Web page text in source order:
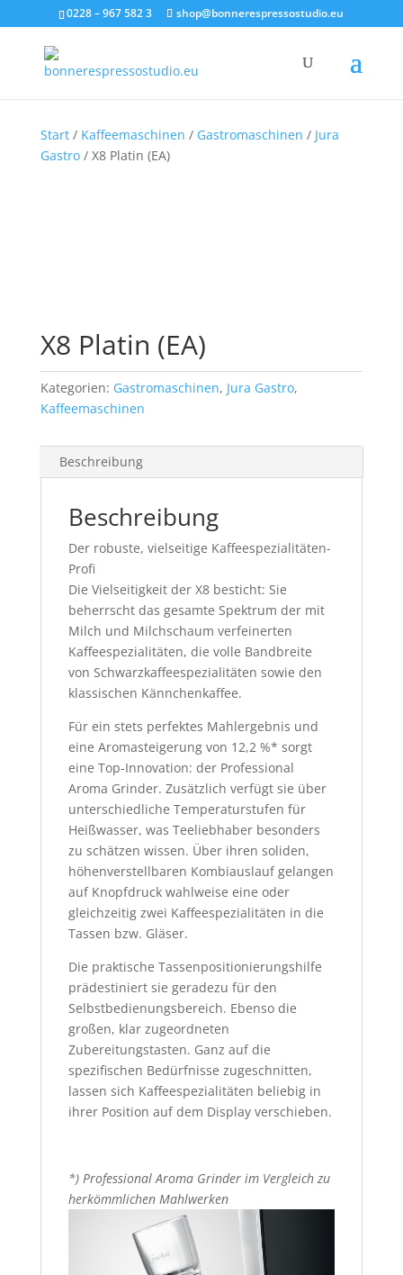
0228 – 967 582 3 shop@bonnerespressostudio.eu
Start/ Kaffeemaschinen / Gastromaschinen / Jura
Gastro/ X8 Platin (EA)
X8 Platin (EA)
Kategorien: Gastromaschinen, Jura Gastro,
Kaffeemaschinen
Beschreibung
Beschreibung
Der robuste, vielseitige Kaffeespezialitäten-
Profi
Die Vielseitigkeit der X8 besticht: Sie
beherrscht das gesamte Spektrum der mit
Milch und Milchschaum verfeinerten
Kaffeespezialitäten, die volle Bandbreite
von Schwarzkaffeespezialitäten sowie den
klassischen Kännchenkaffee.
Für ein stets perfektes Mahlergebnis und
eine Aromasteigerung von 12,2 %* sorgt
eine Top-Innovation: der Professional
Aroma Grinder. Zusätzlich verfügt sie über
unterschiedliche Temperaturstufen für
Heißwasser, was Teeliebhaber besonders
zu schätzen wissen. Über ihren soliden,
höhenverstellbaren Kombiauslauf gelangen
auf Knopfdruck wahlweise eine oder
gleichzeitig zwei Kaffeespezialitäten in die
Tassen bzw. Gläser.
Die praktische Tassenpositionierungshilfe
prädestiniert sie geradezu für den
Selbstbedienungsbereich. Ebenso die
großen, klar zugeordneten
Zubereitungstasten. Ganz auf die
spezifischen Bedürfnisse zugeschnitten,
lassen sich Kaffeespezialitäten beliebig in
ihrer Position auf dem Display verschieben.
*) Professional Aroma Grinder im Vergleich zu
herkömmlichen Mahlwerken